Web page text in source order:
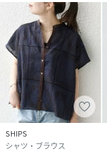
SHIPS
シャツ・ブラウス